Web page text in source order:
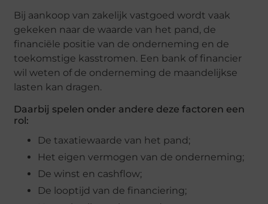
Bij aankoop van zakelijk vastgoed wordt vaak
gekeken naar de waarde van het pand, de
financiële positie van de onderneming en de
toekomstige kasstromen. Een bank of financier
wil weten of de onderneming de maandelijkse
lasten kan dragen.
Daarbij spelen onder andere deze factoren een
rol:
De taxatiewaarde van het pand;
Het eigen vermogen van de onderneming;
De winst en cashflow;
De looptijd van de financiering;